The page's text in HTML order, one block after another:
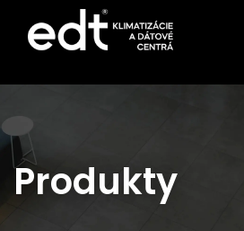
Produkty